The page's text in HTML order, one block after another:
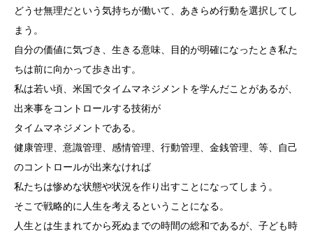
どうせ無理だという気持ちが働いて、あきらめ行動を選択してし
まう。
自分の価値に気づき、生きる意味、目的が明確になったとき私た
ちは前に向かって歩き出す。
私は若い頃、米国でタイムマネジメントを学んだことがあるが、
出来事をコントロールする技術が
タイムマネジメントである。
健康管理、意識管理、感情管理、行動管理、金銭管理、等、自己
のコントロールが出来なければ
私たちは惨めな状態や状況を作り出すことになってしまう。
そこで戦略的に人生を考えるということになる。
人生とは生まれてから死ぬまでの時間の総和であるが、子ども時